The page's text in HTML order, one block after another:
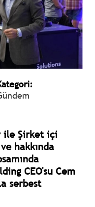
ile Şirket içi
hakkında
CEO'su Cem
serbest